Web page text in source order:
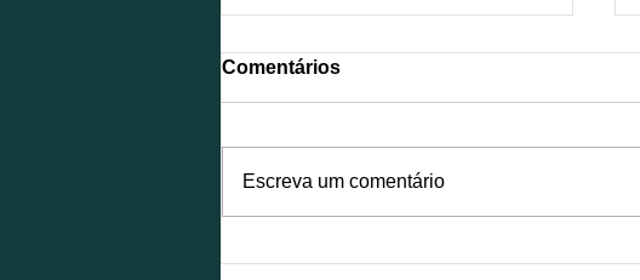
Comentários
Escreva um comentário